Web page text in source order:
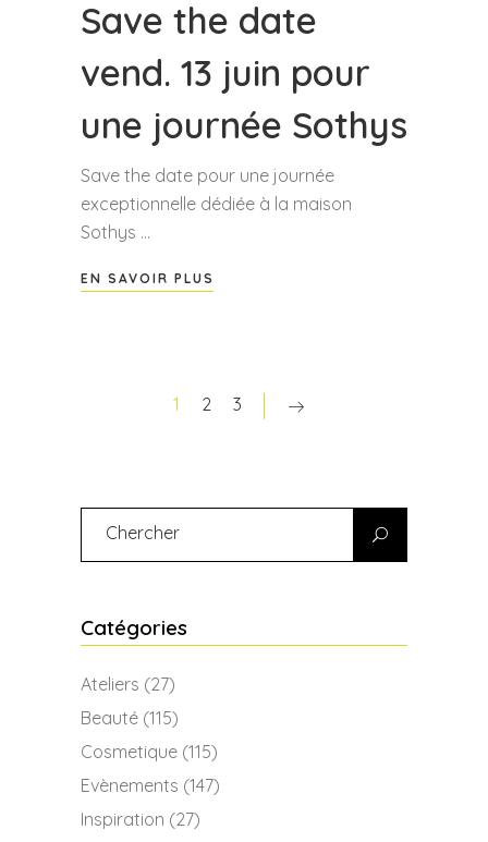
Save the date
vend. 13 juin pour
une journée Sothys
Save the date pour une journée
exceptionnelle dédiée à la maison
Sothys
EN SAVOIR PLUS
1 2 3
Catégories
Ateliers (27)
Beauté (115)
Cosmetique (115)
Evènements (147)
Inspiration (27)